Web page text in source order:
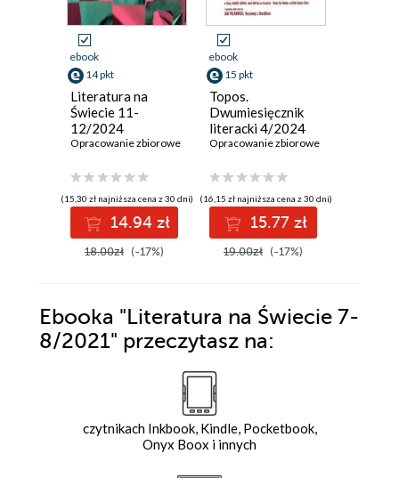
ebook
14 pkt
Literatura na
Świecie 11-
12/2024
Opracowanie zbiorowe
(15,30 zł najniższa cena z 30 dni)
14.94 zł
18.00zł (-17%)
ebook
15 pkt
Topos.
Dwumiesięcznik
literacki 4/2024
Opracowanie zbiorowe
(16,15 zł najniższa cena z 30 dni)
15.77 zł
19.00zł (-17%)
Ebooka "Literatura na Świecie 7-
8/2021" przeczytasz na:
czytnikach Inkbook, Kindle, Pocketbook,
Onyx Boox i innych